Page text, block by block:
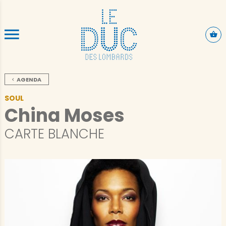
SKIP TO CONTENT
AGENDA
SOUL
China Moses
CARTE BLANCHE